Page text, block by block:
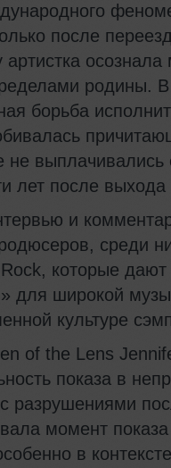
после
осознала
родины.
борьба
не выплачивались
лет после выхода
и
среди
которые дают
для широкой
культуре
of the Lens
показа в
разрушениями
момент показа
в контексте